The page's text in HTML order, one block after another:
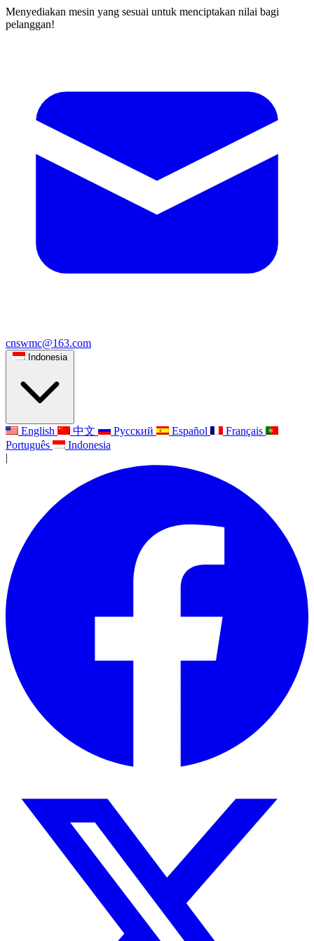
Menyediakan mesin yang sesuai untuk menciptakan nilai bagi
pelanggan!
cnswmc@163.com
Indonesia
English 中文 Русский Español
Français
Português
Indonesia
|